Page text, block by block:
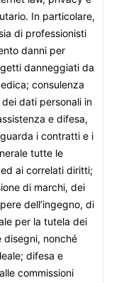
In particolare,
di professionisti
danni per
danneggiati da
consulenza
dati personali in
e difesa,
i contratti e i
tutte le
ai correlati diritti;
di marchi, dei
dell’ingegno, di
per la tutela dei
disegni, nonché
difesa e
commissioni